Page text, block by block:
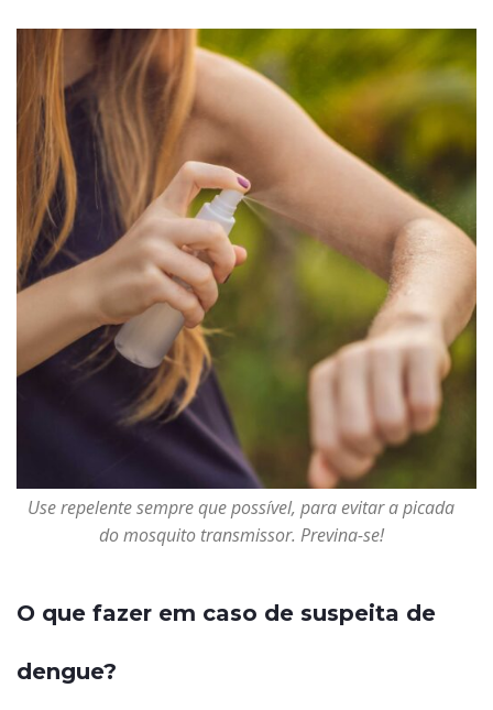
Use repelente sempre que possível, para evitar a picada
do mosquito transmissor. Previna-se!
O que fazer em caso de suspeita de
dengue?